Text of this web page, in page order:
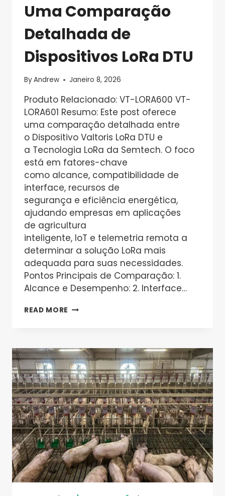
Uma Comparação
Detalhada de
Dispositivos LoRa DTU
ByAndrew Janeiro 8, 2026
Produto Relacionado: VT-LORA600 VT-
LORA601 Resumo: Este post oferece
uma comparação detalhada entre
o Dispositivo Valtoris LoRa DTU e
a Tecnologia LoRa da Semtech. O foco
está em fatores-chave
como alcance, compatibilidade de
interface, recursos de
segurança e eficiência energética,
ajudando empresas em aplicações
de agricultura
inteligente, IoT e telemetria remota a
determinar a solução LoRa mais
adequada para suas necessidades.
Pontos Principais de Comparação: 1.
Alcance e Desempenho: 2. Interface…
READ MORE VALTORIS
COMPARAÇÃO
DETALHADA
DE
DISPOSITIVOS
LORA
DTU